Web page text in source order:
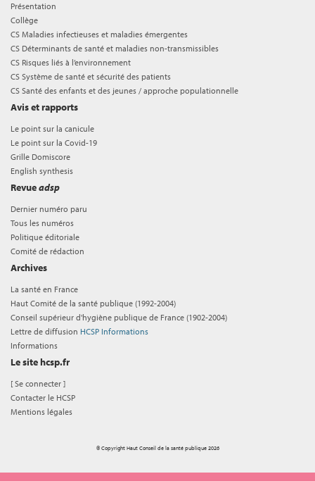
Présentation
Collège
CS Maladies infectieuses et maladies émergentes
CS Déterminants de santé et maladies non-transmissibles
CS Risques liés à l’environnement
CS Système de santé et sécurité des patients
CS Santé des enfants et des jeunes / approche populationnelle
Avis et rapports
Le point sur la canicule
Le point sur la Covid-19
Grille Domiscore
English synthesis
Revueadsp
Dernier numéro paru
Tous les numéros
Politique éditoriale
Comité de rédaction
Archives
La santé en France
Haut Comité de la santé publique (1992-2004)
Conseil supérieur d'hygiène publique de France (1902-2004)
Lettre de diffusion HCSP Informations
Informations
Le site hcsp.fr
[Se connecter ]
Contacter le HCSP
Mentions légales
© Copyright Haut Conseil de la santé publique 2026